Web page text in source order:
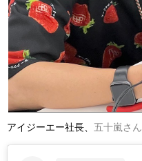
アイジーエー社長、 五十嵐さん